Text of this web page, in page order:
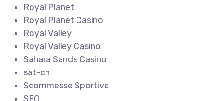
Royal Planet
Royal Planet Casino
Royal Valley
Royal Valley Casino
Sahara Sands Casino
sat-ch
Scommesse Sportive
SEO